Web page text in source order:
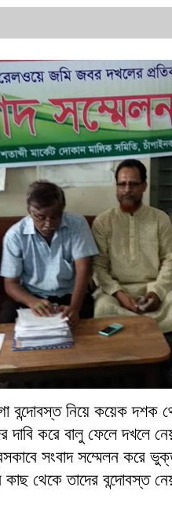
বন্দোবস্ত নিয়ে কয়েক
দাবি করে বালু ফেলে দখলে
সংবাদ সম্মেলন করে
কাছ থেকে তাদের বন্দোবস্ত